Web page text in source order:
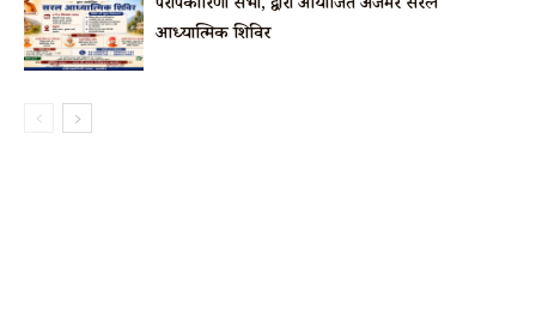
परोपकारिणी सभा, द्वारा आयोजित अजमेर सरल
आध्यात्मिक शिविर